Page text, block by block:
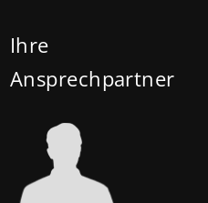
Heute liegt der Zinssatz für
Prozent effektiv. (mehr …)
Ihre
Ansprechpartner